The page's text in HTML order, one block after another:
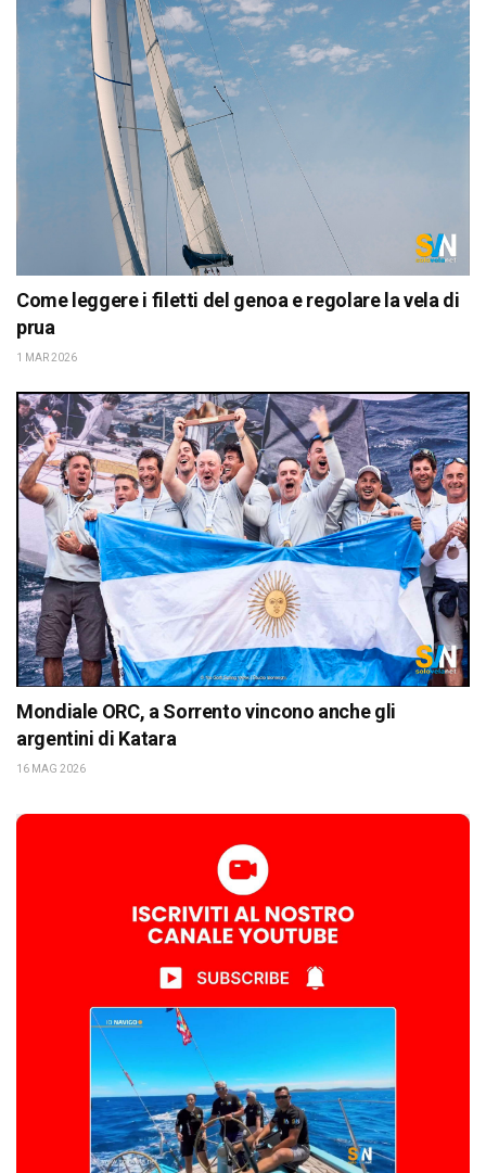
Come leggere i filetti del genoa e regolare la vela di
prua
1 MAR 2026
Mondiale ORC, a Sorrento vincono anche gli
argentini di Katara
16 MAG 2026